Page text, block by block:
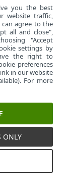
perfiles
de cookies
you the best
website traffic,
can agree to the
all and close",
"Accept
settings by
the right to
preferences
in our website
For more
ONLY